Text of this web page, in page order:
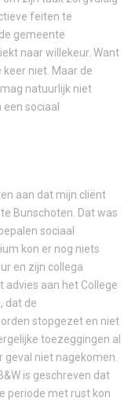
feiten te
gemeente
naar willekeur. Want
niet. Maar de
natuurlijk niet
sociaal
aan dat mijn cliënt
Bunschoten. Dat was
sociaal
kon er nog niets
en zijn collega
aan het College
dat de
stopgezet en niet
toezeggingen al
niet nagekomen.
is geschreven dat
periode met rust kon